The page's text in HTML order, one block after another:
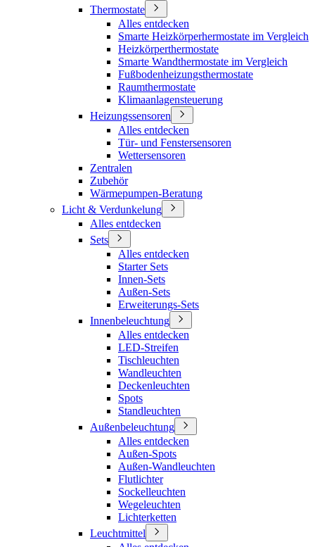
Thermostate
Alles entdecken
Smarte Heizkörperhermostate im Vergleich
Heizkörperthermostate
Smarte Wandthermostate im Vergleich
Fußbodenheizungsthermostate
Raumthermostate
Klimaanlagensteuerung
Heizungssensoren
Alles entdecken
Tür- und Fenstersensoren
Wettersensoren
Zentralen
Zubehör
Wärmepumpen-Beratung
Licht & Verdunkelung
Alles entdecken
Sets
Alles entdecken
Starter Sets
Innen-Sets
Außen-Sets
Erweiterungs-Sets
Innenbeleuchtung
Alles entdecken
LED-Streifen
Tischleuchten
Wandleuchten
Deckenleuchten
Spots
Standleuchten
Außenbeleuchtung
Alles entdecken
Außen-Spots
Außen-Wandleuchten
Flutlichter
Sockelleuchten
Wegeleuchten
Lichterketten
Leuchtmittel